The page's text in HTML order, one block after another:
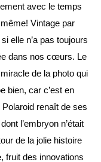
avec le temps
Vintage par
elle n’a pas toujours
dans nos cœurs. Le
de la photo qui
bien, car c’est en
renaît de ses
l’embryon n’était
de la jolie histoire
fruit des innovations